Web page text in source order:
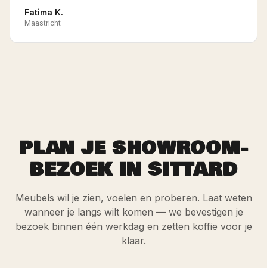
Fatima K.
Maastricht
PLAN JE SHOWROOM-
BEZOEK IN SITTARD
Meubels wil je zien, voelen en proberen. Laat weten
wanneer je langs wilt komen — we bevestigen je
bezoek binnen één werkdag en zetten koffie voor je
klaar.